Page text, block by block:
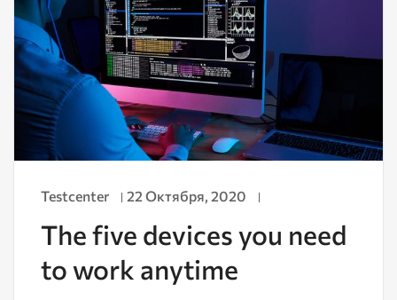
Testcenter 22 Октября, 2020
The five devices you need
to work anytime